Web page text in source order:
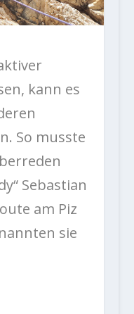
kann es
So musste
Sebastian
am Piz
sie